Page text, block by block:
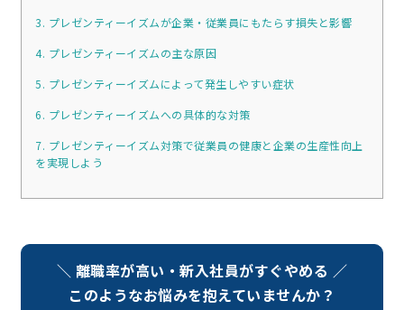
3. プレゼンティーイズムが企業・従業員にもたらす損失と影響
4. プレゼンティーイズムの主な原因
5. プレゼンティーイズムによって発生しやすい症状
6. プレゼンティーイズムへの具体的な対策
7. プレゼンティーイズム対策で従業員の健康と企業の生産性向上
を実現しよう
＼ 離職率が高い・新入社員がすぐやめる ／
このようなお悩みを抱えていませんか？